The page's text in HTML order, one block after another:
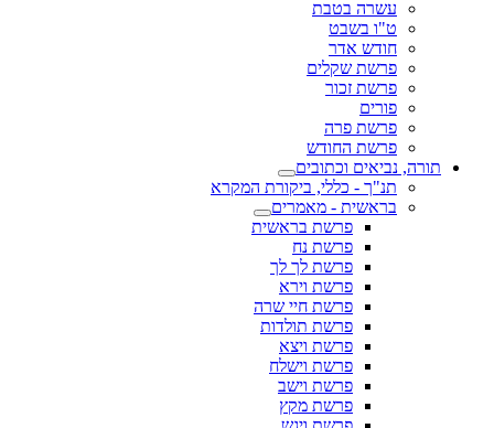
עשרה בטבת
ט"ו בשבט
חודש אדר
פרשת שקלים
פרשת זכור
פורים
פרשת פרה
פרשת החודש
תורה, נביאים וכתובים
תנ"ך - כללי, ביקורת המקרא
בראשית - מאמרים
פרשת בראשית
פרשת נח
פרשת לך לך
פרשת וירא
פרשת חיי שרה
פרשת תולדות
פרשת ויצא
פרשת וישלח
פרשת וישב
פרשת מקץ